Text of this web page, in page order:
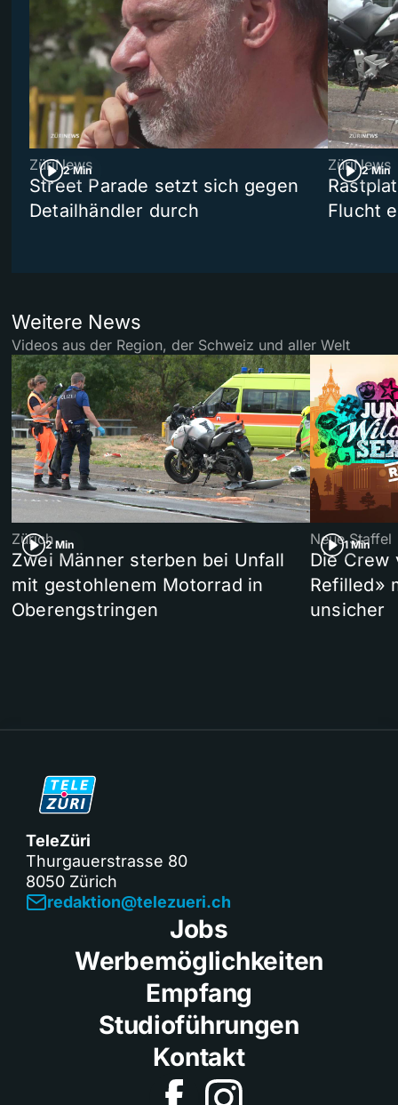
2 Min
ZüriNews
Street Parade setzt sich gegen
Detailhändler durch
2 Min
ZüriNews
Flucht
Weitere News
Videos aus der Region, der Schweiz und aller Welt
2 Min
Zürich
Zwei Männer sterben bei Unfall
mit gestohlenem Motorrad in
Oberengstringen
1 Min
Neue Staffel
Die Crew
Refilled»
unsicher
TeleZüri
Thurgauerstrasse 80
8050 Zürich
redaktion@telezueri.ch
Jobs
Werbemöglichkeiten
Empfang
Studioführungen
Kontakt